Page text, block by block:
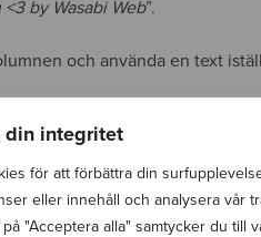
din integritet
för att förbättra din
eller innehåll och analysera vår
"Acceptera alla" samtycker du till
by Wasabi Web”.
och använda en text
hur man kan kontakta